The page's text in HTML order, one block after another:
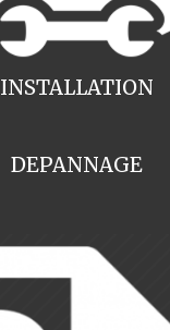
INSTALLATION
DEPANNAGE